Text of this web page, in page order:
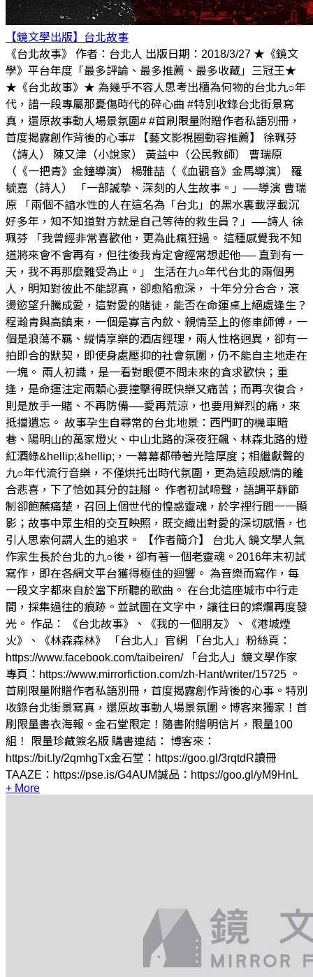
【鏡文學出版】台北故事
《台北故事》 作者：台北人 出版日期：2018/3/27 ★《鏡文
學》平台年度「最多評論、最多推薦、最多收藏」三冠王★
★《台北故事》★ 為幾乎不容人思考出櫃為何物的台北九○年
代，譜一段專屬那憂傷時代的碎心曲 #特別收錄台北街景寫
真，還原故事動人場景氛圍# #首刷限量附贈作者私語別冊，
首度揭露創作背後的心事# 【藝文影視圈動容推薦】 徐珮芬
（詩人） 陳又津（小說家） 黃益中（公民教師） 曹瑞原
（《一把青》金鐘導演） 楊雅喆（《血觀音》金馬導演） 羅
毓嘉（詩人） 「一部誠摯、深刻的人生故事。」──導演 曹瑞
原 「兩個不諳水性的人在這名為「台北」的黑水裏載浮載沉
好多年，知不知道對方就是自己等待的救生員？」──詩人 徐
珮芬 「我曾經非常喜歡他，更為此瘋狂過。 這種感覺我不知
道將來會不會再有，但往後我肯定會經常想起他── 直到有一
天，我不再那麼難受為止。」 生活在九○年代台北的兩個男
人，明知對彼此不能認真，卻愈陷愈深， 十年分分合合，滾
燙慾望升騰成愛，這對愛的賭徒，能否在命運桌上絕處逢生？
程瀚青與高鎮東，一個是寡言內歛、親情至上的修車師傅，一
個是浪蕩不羈、縱情享樂的酒店經理，兩人性格迥異，卻有一
拍即合的默契，即使身處壓抑的社會氛圍，仍不能自主地走在
一塊。 兩人初識，是一看對眼便不問未來的貪求歡快；重
逢，是命運注定兩顆心要撞擊得既快樂又痛苦；而再次復合，
則是放手一賭、不再防備──愛再荒涼，也要用鮮烈的痛，來
抵擋遺忘。 故事孕生自尋常的台北地景：西門町的機車暗
巷、陽明山的萬家燈火、中山北路的深夜狂飆、林森北路的燈
紅酒綠&hellip;&hellip;，一幕幕都帶著光陰厚度；相繼獻聲的
九○年代流行音樂，不僅烘托出時代氛圍，更為這段感情的離
合悲喜，下了恰如其分的註腳。 作者初試啼聲，語調平靜節
制卻飽蘸痛楚，召回上個世代的惶惑靈魂，於字裡行間一一顯
影；故事中眾生相的交互映照，既交織出對愛的深切感悟，也
引人思索何謂人生的追求。 【作者簡介】 台北人 鏡文學人氣
作家生長於台北的九○後，卻有著一個老靈魂。2016年末初試
寫作，即在各網文平台獲得極佳的迴響。 為音樂而寫作，每
一段文字都來自於當下所聽的歌曲。 在台北這座城市中行走
間，採集過往的痕跡。並試圖在文字中，讓往日的燦爛再度發
光。 作品： 《台北故事》、《我的一個朋友》、《港城煙
火》、《林森森林》 「台北人」官網 「台北人」粉絲頁：
https://www.facebook.com/taibeiren/ 「台北人」鏡文學作家
專頁：https://www.mirrorfiction.com/zh-Hant/writer/15725 。
首刷限量附贈作者私語別冊，首度揭露創作背後的心事。特別
收錄台北街景寫真，還原故事動人場景氛圍。博客來獨家！首
刷限量書衣海報。金石堂限定！隨書附贈明信片，限量100
組！ 限量珍藏簽名版 購書連結： 博客來：
https://bit.ly/2qmhgTx金石堂：https://goo.gl/3rqtdR讀冊
TAAZE：https://pse.is/G4AUM誠品：https://goo.gl/yM9HnL
+ More